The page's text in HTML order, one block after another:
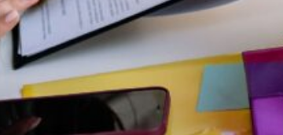
de uso
trabajamos
Frecuentes
hacemos